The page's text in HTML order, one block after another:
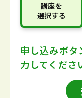
講座を
選択する
申し込みボタ
力してくださ